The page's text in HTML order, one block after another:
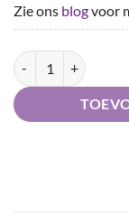
Zie ons blogvoor
Keune Tinta Color